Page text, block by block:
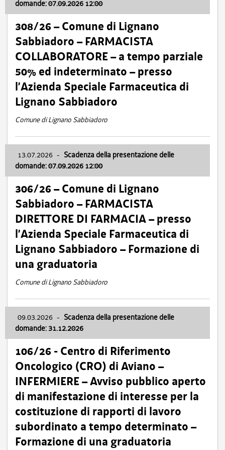
domande: 07.09.2026 12:00
308/26 – Comune di Lignano
Sabbiadoro – FARMACISTA
COLLABORATORE – a tempo parziale
50% ed indeterminato – presso
l’Azienda Speciale Farmaceutica di
Lignano Sabbiadoro
Comune di Lignano Sabbiadoro
13.07.2026 - Scadenza della presentazione delle
domande: 07.09.2026 12:00
306/26 – Comune di Lignano
Sabbiadoro – FARMACISTA
DIRETTORE DI FARMACIA – presso
l’Azienda Speciale Farmaceutica di
Lignano Sabbiadoro – Formazione di
una graduatoria
Comune di Lignano Sabbiadoro
09.03.2026 - Scadenza della presentazione delle
domande: 31.12.2026
106/26 - Centro di Riferimento
Oncologico (CRO) di Aviano –
INFERMIERE – Avviso pubblico aperto
di manifestazione di interesse per la
costituzione di rapporti di lavoro
subordinato a tempo determinato –
Formazione di una graduatoria